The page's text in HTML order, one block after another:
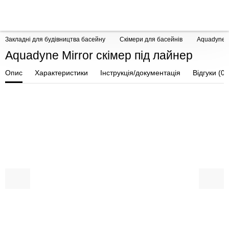
Закладні для будівництва басейну Скімери для басейнів Aquadyne
Aquadyne Mirror скімер під лайнер
Опис Характеристики Інструкція/документація Відгуки (0)